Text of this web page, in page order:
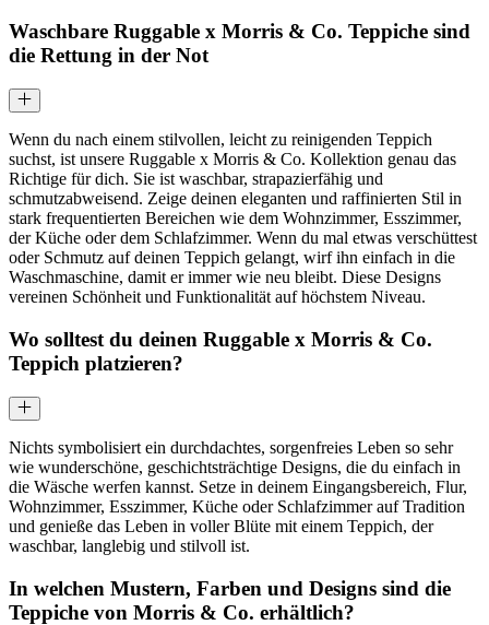
Waschbare Ruggable x Morris & Co. Teppiche sind
die Rettung in der Not
Wenn du nach einem stilvollen, leicht zu reinigenden Teppich
suchst, ist unsere Ruggable x Morris & Co. Kollektion genau das
Richtige für dich. Sie ist waschbar, strapazierfähig und
schmutzabweisend. Zeige deinen eleganten und raffinierten Stil in
stark frequentierten Bereichen wie dem Wohnzimmer, Esszimmer,
der Küche oder dem Schlafzimmer. Wenn du mal etwas verschüttest
oder Schmutz auf deinen Teppich gelangt, wirf ihn einfach in die
Waschmaschine, damit er immer wie neu bleibt. Diese Designs
vereinen Schönheit und Funktionalität auf höchstem Niveau.
Wo solltest du deinen Ruggable x Morris & Co.
Teppich platzieren?
Nichts symbolisiert ein durchdachtes, sorgenfreies Leben so sehr
wie wunderschöne, geschichtsträchtige Designs, die du einfach in
die Wäsche werfen kannst. Setze in deinem Eingangsbereich, Flur,
Wohnzimmer, Esszimmer, Küche oder Schlafzimmer auf Tradition
und genieße das Leben in voller Blüte mit einem Teppich, der
waschbar, langlebig und stilvoll ist.
In welchen Mustern, Farben und Designs sind die
Teppiche von Morris & Co. erhältlich?